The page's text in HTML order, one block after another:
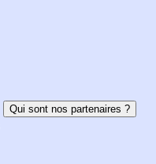
Qui sont nos partenaires ?